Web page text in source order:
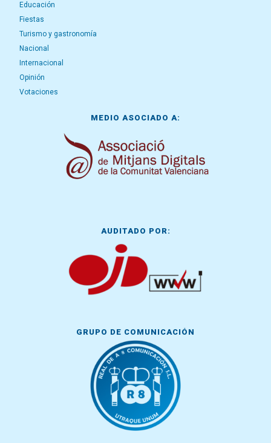
Educación
Fiestas
Turismo y gastronomía
Nacional
Internacional
Opinión
Votaciones
MEDIO ASOCIADO A:
AUDITADO POR:
GRUPO DE COMUNICACIÓN